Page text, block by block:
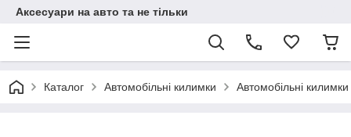
Аксесуари на авто та не тільки
Каталог Автомобільні килимки Автомобільні